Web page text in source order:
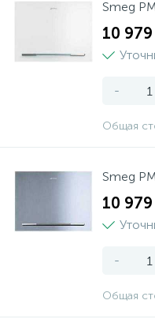
Smeg
10 979
-
Общая
Smeg
10 979
-
Общая